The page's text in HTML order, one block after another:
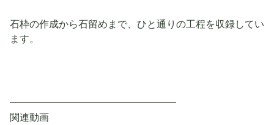
石枠の作成から石留めまで、ひと通りの工程を収録してい
ます。
━━━━━━━━━━━━━━━━━
関連動画